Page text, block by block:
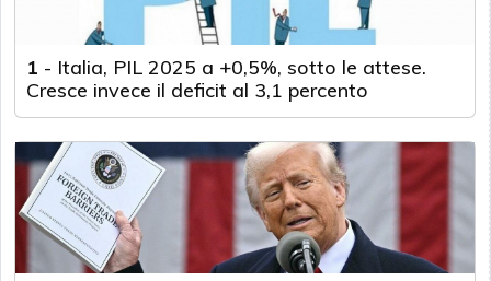
1 - Italia, PIL 2025 a +0,5%, sotto le attese.
Cresce invece il deficit al 3,1 percento